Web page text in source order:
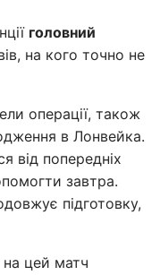
головний
на кого точно не
операції, також
в Лонвейка.
від попередніх
завтра.
підготовку,
цей матч